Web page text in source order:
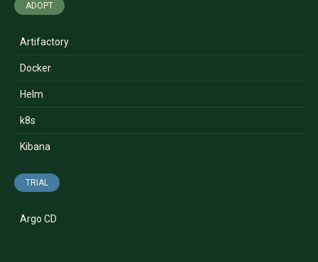
ADOPT
Artifactory
Docker
Helm
k8s
Kibana
TRIAL
Argo CD